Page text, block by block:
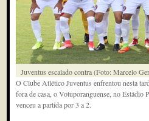
Juventus escalado contra (Foto: Marcelo
O Clube Atlético Juventus enfrentou nesta
fora de casa, o Votuporanguense, no
venceu a partida por 3 a 2.